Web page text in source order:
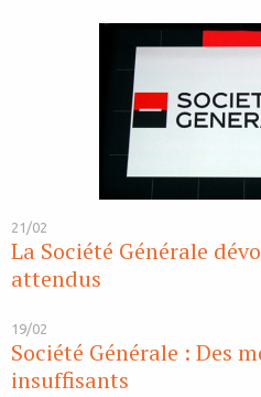
21/02
La Société Générale
attendus
19/02
Société Générale : Des
insuffisants